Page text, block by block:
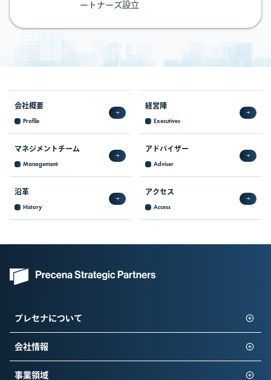
ートナーズ設立
会社概要
Profile
経営陣
Executives
マネジメントチーム
Management
アドバイザー
Adviser
沿革
History
アクセス
Access
プレセナについて
会社情報
事業領域